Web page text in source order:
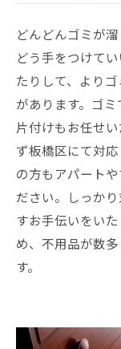
どんどんゴミが
どう手をつけて
たりして、より
があります。ゴ
片付けもお任せ
ず板橋区にて対
の方もアパート
ださい。しっか
すお手伝いをい
め、不用品が数
す。